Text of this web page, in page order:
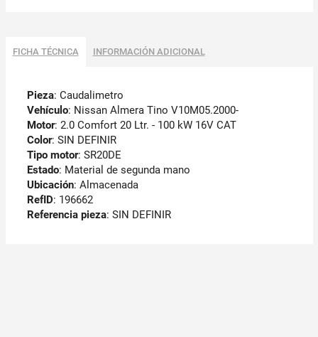
FICHA TÉCNICA INFORMACIÓN ADICIONAL
Pieza: Caudalimetro
Vehículo: Nissan Almera Tino V10M05.2000-
Motor: 2.0 Comfort 20 Ltr. - 100 kW 16V CAT
Color: SIN DEFINIR
Tipo motor: SR20DE
Estado: Material de segunda mano
Ubicación: Almacenada
RefID: 196662
Referencia pieza: SIN DEFINIR